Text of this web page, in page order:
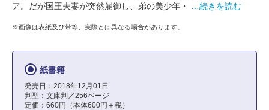
ア。だが国王夫妻が突然崩御し、弟の美少年・
…続きを読む
※画像は表紙及び帯等、実際とは異なる場合があります。
紙書籍
発売日：2018年12月01日
判型：文庫判／256ページ
定価：660円（本体600円＋税）